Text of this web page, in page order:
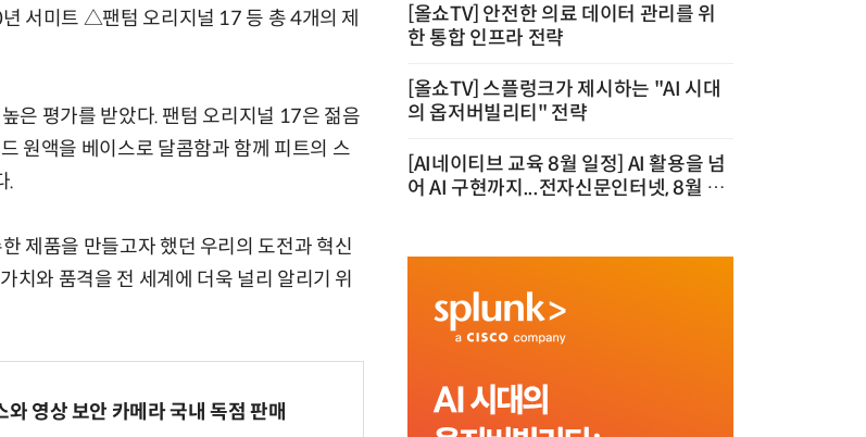
서미트 △팬텀 오리지널 17 등 총 4개의 제
은 평가를 받았다. 팬텀 오리지널 17은 젊음
원액을 베이스로 달콤함과 함께 피트의 스
.
제품을 만들고자 했던 우리의 도전과 혁신
치와 품격을 전 세계에 더욱 널리 알리기 위
영상 보안 카메라 국내 독점 판매
[올쇼TV] 안전한 의료 데이터 관리를 위
한 통합 인프라 전략
[올쇼TV] 스플렁크가 제시하는 "AI 시대
의 옵저버빌리티" 전략
[AI네이티브 교육 8월 일정] AI 활용을 넘
어 AI 구현까지...전자신문인터넷, 8월 실